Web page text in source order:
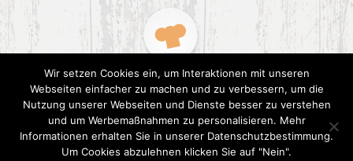
2015 CookPress. All right reserved.Datenschutz
Wir setzen Cookies ein, um Interaktionen mit unseren
Webseiten einfacher zu machen und zu verbessern, um die
Nutzung unserer Webseiten und Dienste besser zu verstehen
und um Werbemaßnahmen zu personalisieren. Mehr
Informationen erhalten Sie in unserer Datenschutzbestimmung.
Um Cookies abzulehnen klicken Sie auf "Nein".